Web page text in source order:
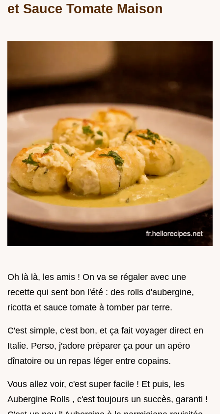
et Sauce Tomate Maison
Oh là là, les amis ! On va se régaler avec une
recette qui sent bon l'été : des rolls d'aubergine,
ricotta et sauce tomate à tomber par terre.
C'est simple, c'est bon, et ça fait voyager direct en
Italie. Perso, j'adore préparer ça pour un apéro
dînatoire ou un repas léger entre copains.
Vous allez voir, c'est super facile ! Et puis, les
Aubergine Rolls , c'est toujours un succès, garanti !